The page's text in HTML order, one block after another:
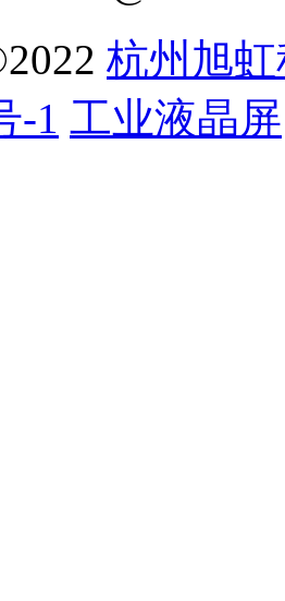
杭州旭
-1 工业液晶屏